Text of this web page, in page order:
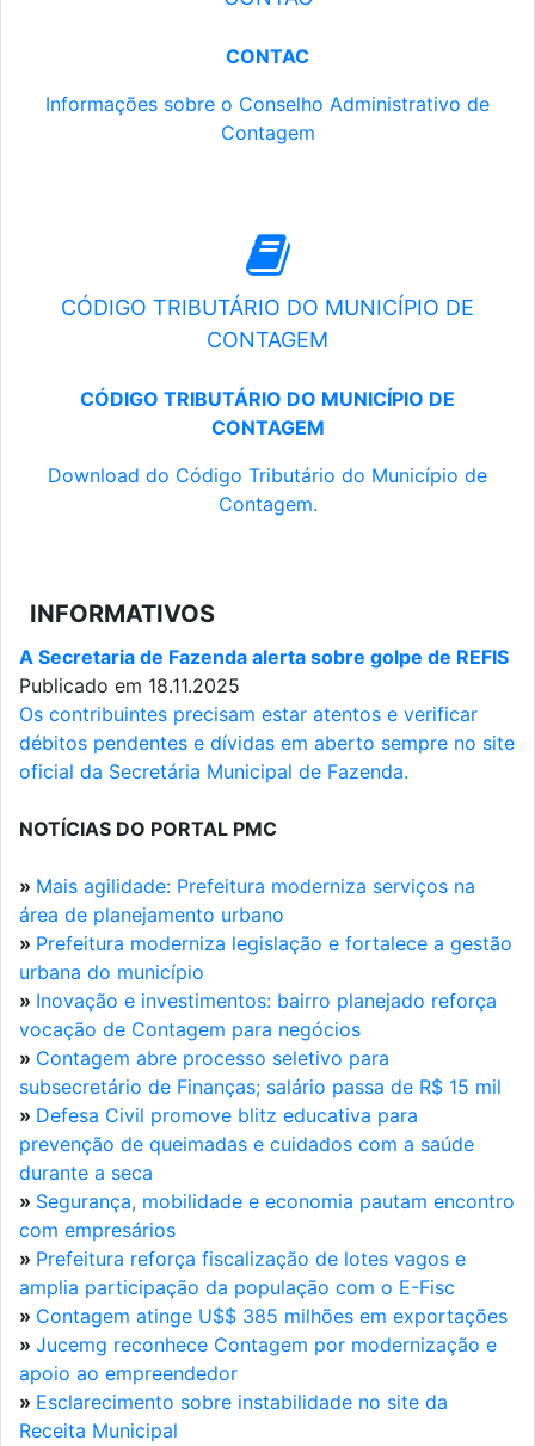
CONTAC
Informações sobre o Conselho Administrativo de
Contagem
CÓDIGO TRIBUTÁRIO DO MUNICÍPIO DE
CONTAGEM
CÓDIGO TRIBUTÁRIO DO MUNICÍPIO DE
CONTAGEM
Download do Código Tributário do Município de
Contagem.
INFORMATIVOS
A Secretaria de Fazenda alerta sobre golpe de REFIS
Publicado em 18.11.2025
Os contribuintes precisam estar atentos e verificar
débitos pendentes e dívidas em aberto sempre no site
oficial da Secretária Municipal de Fazenda.
NOTÍCIAS DO PORTAL PMC
» Mais agilidade: Prefeitura moderniza serviços na
área de planejamento urbano
» Prefeitura moderniza legislação e fortalece a gestão
urbana do município
» Inovação e investimentos: bairro planejado reforça
vocação de Contagem para negócios
» Contagem abre processo seletivo para
subsecretário de Finanças; salário passa de R$ 15 mil
» Defesa Civil promove blitz educativa para
prevenção de queimadas e cuidados com a saúde
durante a seca
» Segurança, mobilidade e economia pautam encontro
com empresários
» Prefeitura reforça fiscalização de lotes vagos e
amplia participação da população com o E-Fisc
» Contagem atinge U$$ 385 milhões em exportações
» Jucemg reconhece Contagem por modernização e
apoio ao empreendedor
» Esclarecimento sobre instabilidade no site da
Receita Municipal